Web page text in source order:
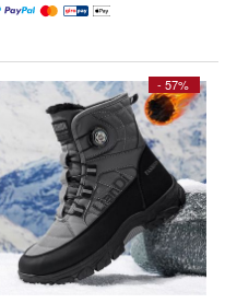
- 57%